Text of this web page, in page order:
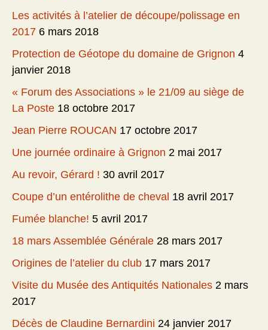
Les activités à l’atelier de découpe/polissage en
2017 6 mars 2018
Protection de Géotope du domaine de Grignon 4
janvier 2018
« Forum des Associations » le 21/09 au siège de
La Poste 18 octobre 2017
Jean Pierre ROUCAN 17 octobre 2017
Une journée ordinaire à Grignon 2 mai 2017
Au revoir, Gérard ! 30 avril 2017
Coupe d’un entérolithe de cheval 18 avril 2017
Fumée blanche! 5 avril 2017
18 mars Assemblée Générale 28 mars 2017
Origines de l’atelier du club 17 mars 2017
Visite du Musée des Antiquités Nationales 2 mars
2017
Décès de Claudine Bernardini 24 janvier 2017